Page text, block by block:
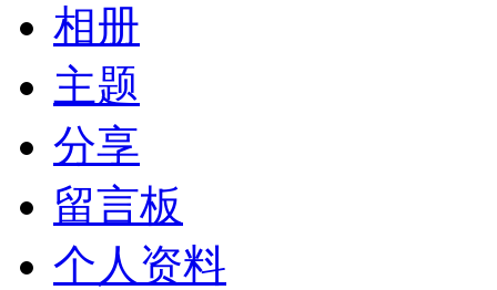
相册
主题
分享
留言板
个人资料